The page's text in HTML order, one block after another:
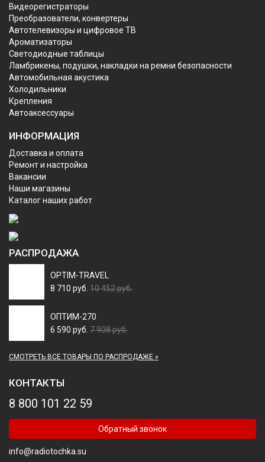
Видеорегистраторы
Преобразователи, конвертеры
Автотелевизоры и цифровое ТВ
Ароматизаторы
Светодиодные таблицы
Ламбрикены, подушки, накладки на ремни безопасности
Автомобильная акустика
Холодильники
Крепления
Автоаксессуары
ИНФОРМАЦИЯ
Доставка и оплата
Ремонт и настройка
Вакансии
Наши магазины
Каталог наших работ
РАСПРОДАЖА
OPTIM-TRAVEL
8 710 руб. 10 452 руб.
ОПТИМ-270
6 590 руб. 7 908 руб.
СМОТРЕТЬ ВСЕ ТОВАРЫ ПО РАСПРОДАЖЕ »
КОНТАКТЫ
8 800 101 22 59
Обратный звонок
info@radiotochka.su